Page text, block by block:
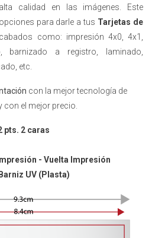
calidad en las imágenes. Este
para darle a tus Tarjetas de
como: impresión 4x0, 4x1,
barnizado a registro, laminado,
etc.
con la mejor tecnología de
con el mejor precio.
pts. 2 caras
- Vuelta Impresión
Barniz UV (Plasta)